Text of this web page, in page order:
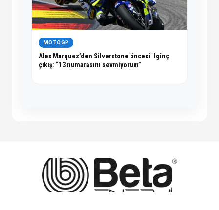
MOTOGP
Alex Marquez’den Silverstone öncesi ilginç
çıkış: “13 numarasını sevmiyorum”